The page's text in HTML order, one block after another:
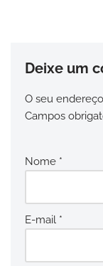
Deixe um
O seu
Campos
Nome *
E-mail *